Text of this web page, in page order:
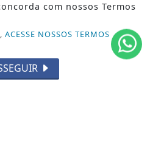
com nossos Termos
ACESSE NOSSOS TERMOS